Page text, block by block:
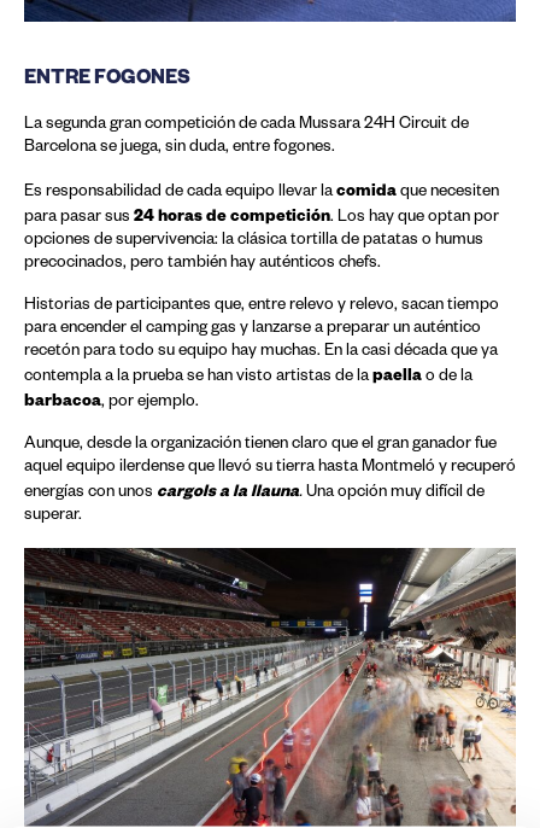
ENTRE FOGONES
La segunda gran competición de cada Mussara 24H Circuit de
Barcelona se juega, sin duda, entre fogones.
Es responsabilidad de cada equipo llevar lacomida que necesiten
para pasar sus 24 horas de competición. Los hay que optan por
opciones de supervivencia: la clásica tortilla de patatas o humus
precocinados, pero también hay auténticos chefs.
Historias de participantes que, entre relevo y relevo, sacan tiempo
para encender el camping gas y lanzarse a preparar un auténtico
recetón para todo su equipo hay muchas. En la casi década que ya
contempla a la prueba se han visto artistas de lapaella o de la
barbacoa, por ejemplo.
Aunque, desde la organización tienen claro que el gran ganador fue
aquel equipo ilerdense que llevó su tierra hasta Montmeló y recuperó
energías con unos cargols a la llauna. Una opción muy difícil de
superar.